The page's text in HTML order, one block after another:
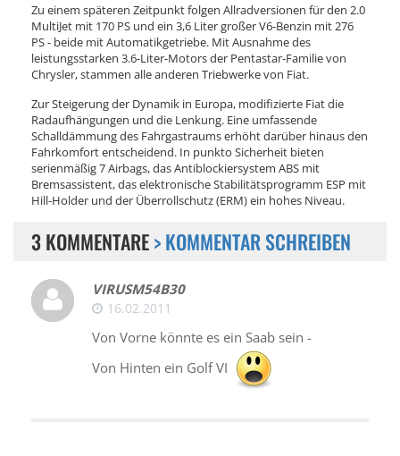
Zu einem späteren Zeitpunkt folgen Allradversionen für den 2.0
MultiJet mit 170 PS und ein 3,6 Liter großer V6-Benzin mit 276
PS - beide mit Automatikgetriebe. Mit Ausnahme des
leistungsstarken 3.6-Liter-Motors der Pentastar-Familie von
Chrysler, stammen alle anderen Triebwerke von Fiat.
Zur Steigerung der Dynamik in Europa, modifizierte Fiat die
Radaufhängungen und die Lenkung. Eine umfassende
Schalldämmung des Fahrgastraums erhöht darüber hinaus den
Fahrkomfort entscheidend. In punkto Sicherheit bieten
serienmäßig 7 Airbags, das Antiblockiersystem ABS mit
Bremsassistent, das elektronische Stabilitätsprogramm ESP mit
Hill-Holder und der Überrollschutz (ERM) ein hohes Niveau.
3 KOMMENTARE> KOMMENTAR SCHREIBEN
VIRUSM54B30
16.02.2011
Von Vorne könnte es ein Saab sein -
Von Hinten ein Golf VI